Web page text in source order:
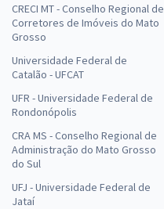
CRECI MT - Conselho Regional de
Corretores de Imóveis do Mato
Grosso
Universidade Federal de
Catalão - UFCAT
UFR - Universidade Federal de
Rondonópolis
CRA MS - Conselho Regional de
Administração do Mato Grosso
do Sul
UFJ - Universidade Federal de
Jataí